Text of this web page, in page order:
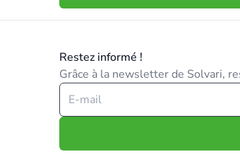
Restez informé !
Grâce à la newsletter de Solvari,